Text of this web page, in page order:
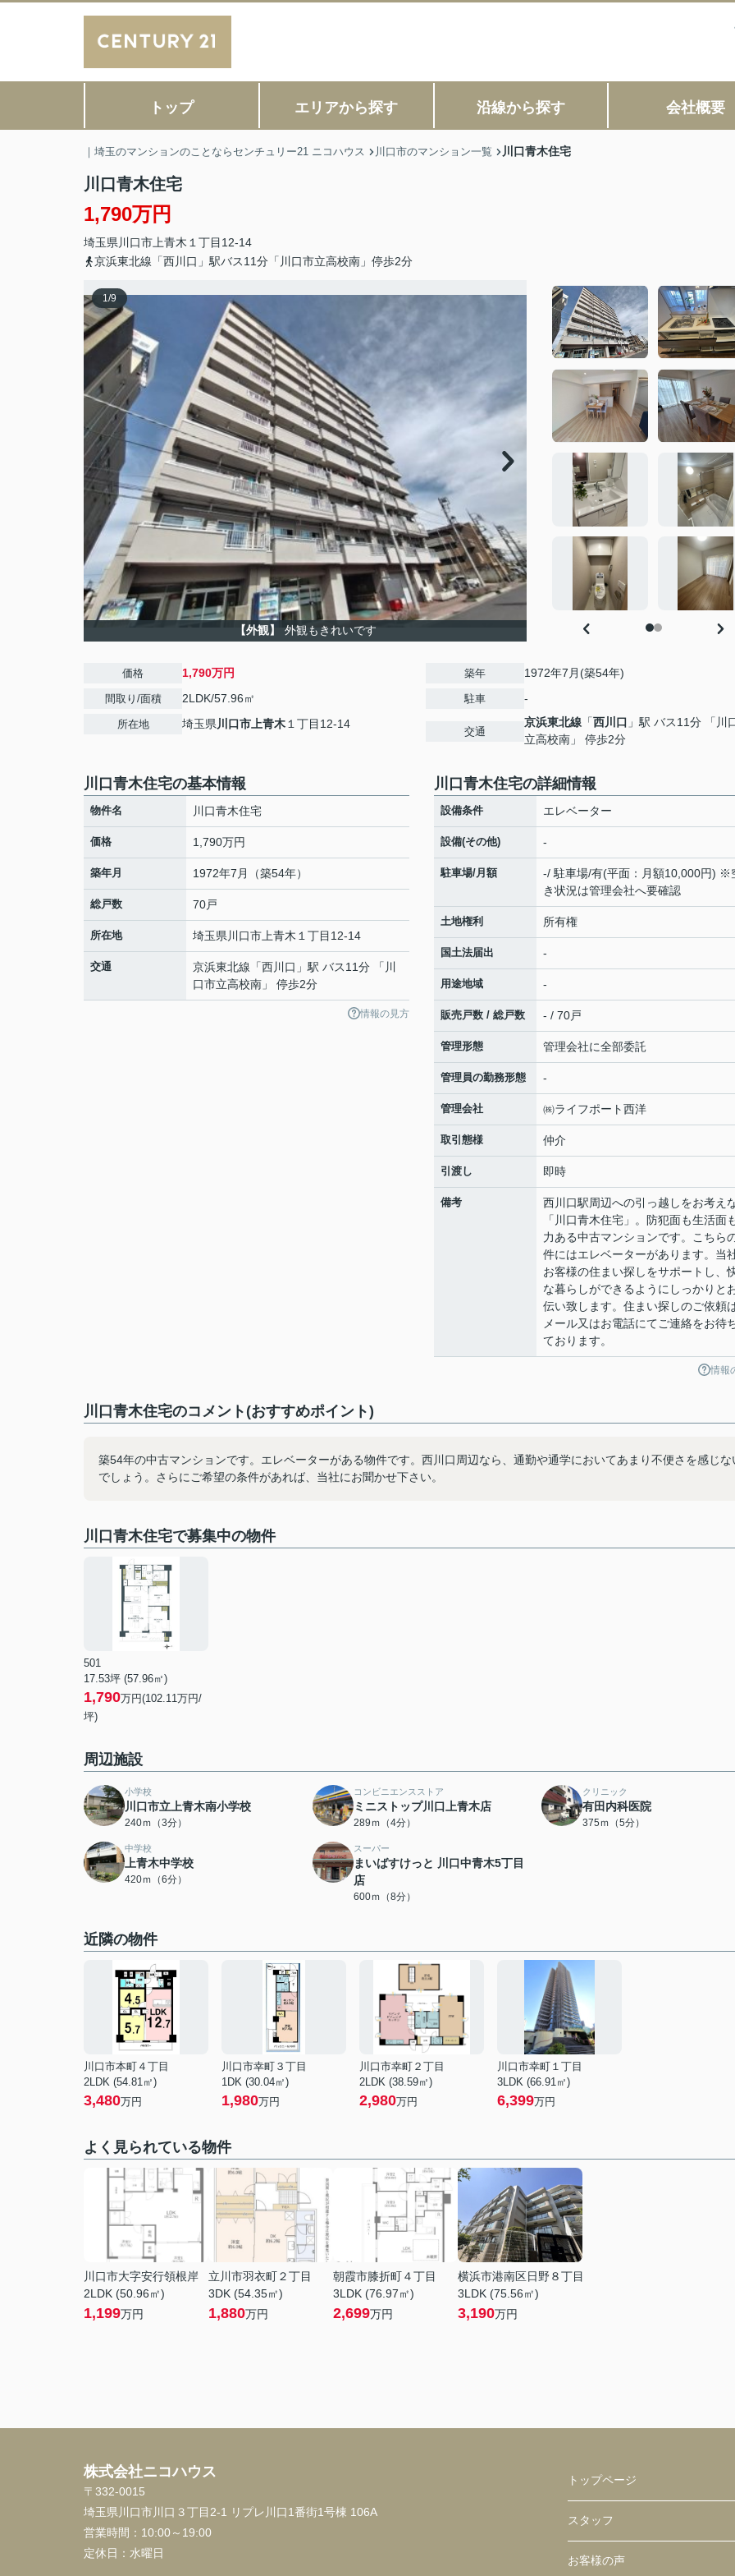
トップ エリアから探す 沿線から探す 会社概要
｜埼玉のマンションのことならセンチュリー21 ニコハウス 川口市のマンション一覧 川口青木住宅
川口青木住宅
1,790万円
埼玉県 川口市 上青木 １丁目12-14
京浜東北線「西川口」駅バス11分「川口市立高校南」停歩2分
1/9
【外観】 外観もきれいです
価格 1,790万円
間取り/面積 2LDK/57.96㎡
所在地 埼玉県川口市 上青木 １丁目12-14
築年 1972年7月(築54年)
駐車 -
交通
京浜東北線 「西川口 」駅 バス11分 「川
立高校南」 停歩2分
川口青木住宅の基本情報
物件名 川口青木住宅
価格 1,790万円
築年月 1972年7月（築54年）
総戸数 70戸
所在地 埼玉県 川口市 上青木 １丁目12-14
交通 京浜東北線 「西川口 」駅 バス11分 「川
口市立高校南」 停歩2分
情報の見方
川口青木住宅の詳細情報
設備条件 エレベーター
設備(その他) -
駐車場/月額
-/ 駐車場/有(平面：月額10,000円) ※
き状況は管理会社へ要確認
土地権利 所有権
国土法届出 -
用途地域 -
販売戸数 / 総戸数 - / 70戸
管理形態 管理会社に全部委託
管理員の勤務形態 -
管理会社 ㈱ライフポート西洋
取引態様 仲介
引渡し 即時
備考
西川口駅周辺への引っ越しをお考え
「川口青木住宅」。防犯面も生活面
力ある中古マンションです。こちら
件にはエレベーターがあります。当
お客様の住まい探しをサポートし、
な暮らしができるようにしっかりと
伝い致します。住まい探しのご依頼
メール又はお電話にてご連絡をお待
ております。
情報
川口青木住宅のコメント(おすすめポイント)
築54年の中古マンションです。エレベーターがある物件です。西川口周辺なら、通勤や通学においてあまり不便さを感じな
でしょう。さらにご希望の条件があれば、当社にお聞かせ下さい。
川口青木住宅で募集中の物件
501
17.53坪 (57.96㎡)
1,790万円(102.11万円/
坪)
周辺施設
小学校
川口市立上青木南小学校
240ｍ（3分）
コンビニエンスストア
ミニストップ川口上青木店
289ｍ（4分）
クリニック
有田内科医院
375ｍ（5分）
中学校
上青木中学校
420ｍ（6分）
スーパー
まいばすけっと 川口中青木5丁目
店
600ｍ（8分）
近隣の物件
川口市本町４丁目
2LDK (54.81㎡)
3,480万円
川口市幸町３丁目
1DK (30.04㎡)
1,980万円
川口市幸町２丁目
2LDK (38.59㎡)
2,980万円
川口市幸町１丁目
3LDK (66.91㎡)
6,399万円
よく見られている物件
川口市大字安行領根岸
2LDK (50.96㎡)
1,199万円
立川市羽衣町２丁目
3DK (54.35㎡)
1,880万円
朝霞市膝折町４丁目
3LDK (76.97㎡)
2,699万円
横浜市港南区日野８丁目
3LDK (75.56㎡)
3,190万円
株式会社ニコハウス
〒332-0015
埼玉県川口市川口３丁目2-1 リプレ川口1番街1号棟 106A
営業時間： 10:00～19:00
定休日： 水曜日
トップページ
スタッフ
お客様の声